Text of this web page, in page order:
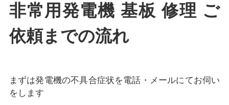
非常用発電機 基板 修理 ご
依頼までの流れ
まずは発電機の不具合症状を電話・メールにてお伺い
をします